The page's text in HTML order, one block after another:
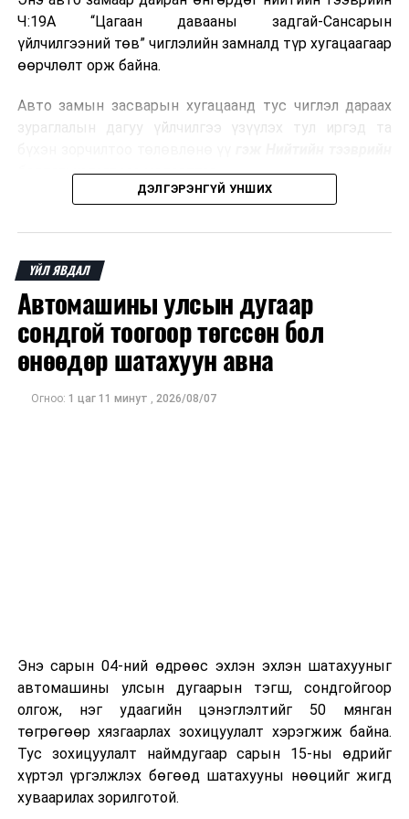
байранд элсэлт, бүртгэл болон бусад аливаа
арга хэмжээ зохион байгуулахгүй болно.
Ч:19А “Цагаан давааны задгай-Сансарын
үйлчилгээний төв” чиглэлийн замналд түр хугацаагаар
өөрчлөлт орж байна.
Авто замын засварын хугацаанд тус чиглэл дараах
зураглалын дагуу үйлчилгээ үзүүлэх тул иргэд та
бодлогын газраас мэдээллээ.
ДЭЛГЭРЭНГҮЙ УНШИХ
ҮЙЛ ЯВДАЛ
Автомашины улсын дугаар
сондгой тоогоор төгссөн бол
өнөөдөр шатахуун авна
Огноо: 1 цаг 11 минут , 2026/08/07
Энэ сарын 04-ний өдрөөс эхлэн эхлэн шатахууныг
автомашины улсын дугаарын тэгш, сондгойгоор
олгож, нэг удаагийн цэнэглэлтийг 50 мянган
төгрөгөөр хязгаарлах зохицуулалт хэрэгжиж байна.
Тус зохицуулалт наймдугаар сарын 15-ны өдрийг
хүртэл үргэлжлэх бөгөөд шатахууны нөөцийг жигд
хуваарилах зорилготой.